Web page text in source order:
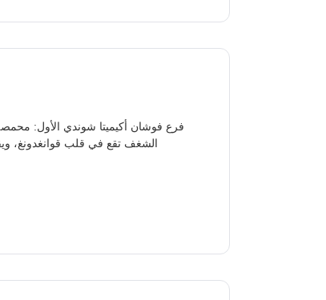
الشغف تقع في قلب قوانغدونغ، ويقف فرع فوشان أكيميتا شوندي الأول كمنارة لعشاق القهوة الذين يطلبون لا شيء